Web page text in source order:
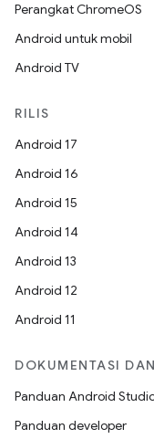
Perangkat ChromeOS
Android untuk mobil
Android TV
RILIS
Android 17
Android 16
Android 15
Android 14
Android 13
Android 12
Android 11
DOKUMENTASI
Panduan Android
Panduan developer